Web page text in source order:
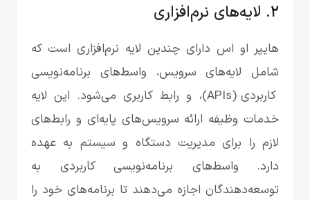
2. لایه‌های نرم‌افزاری
هایپر او اس دارای چندین لایه نرم‌افزاری است که
شامل لایه‌های سرویس، واسط‌های برنامه‌نویسی
کاربردی (APIs)، و رابط کاربری می‌شود. این لایه
خدمات وظیفه ارائه سرویس‌های پایه‌ای و رابط‌های
لازم را برای مدیریت دستگاه و سیستم به عهده
دارد. واسط‌های برنامه‌نویسی کاربردی به
توسعه‌دهندگان اجازه می‌دهند تا برنامه‌های خود را